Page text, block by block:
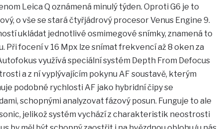
Leica Q oznámená minulý týden. Oproti G6 je to
o vše se stará čtyřjádrový procesor Venus Engine 9.
ukládat jednotlivé osmimegové snímky, znamená to
focení v 16 Mpx lze snímat frekvencí až 8 oken za
využívá speciální systém Depth From Defocus
a z ní vyplývajícím pokynu AF soustavě, kterým
podobné rychlosti AF jako hybridní čipy se
schopnými analyzovat fázový posun. Funguje to ale
jelikož systém vychází z charakteristik neostrosti